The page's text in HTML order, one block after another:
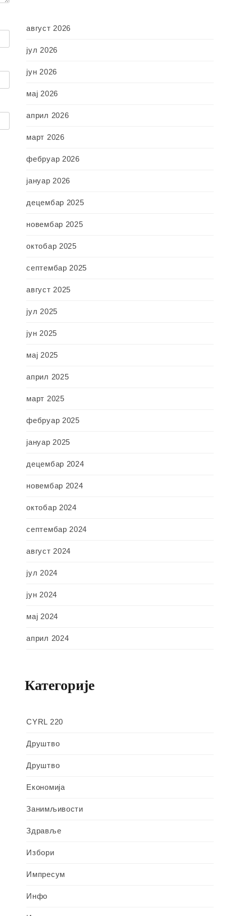
август 2026
јул 2026
јун 2026
мај 2026
април 2026
март 2026
фебруар 2026
јануар 2026
децембар 2025
новембар 2025
октобар 2025
септембар 2025
август 2025
јул 2025
јун 2025
мај 2025
април 2025
март 2025
фебруар 2025
јануар 2025
децембар 2024
новембар 2024
октобар 2024
септембар 2024
август 2024
јул 2024
јун 2024
мај 2024
април 2024
Категорије
CYRL 220
Друштво
Друштво
Економија
Занимљивости
Здравље
Избори
Импресум
Инфо